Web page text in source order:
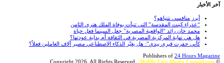
آخر الأخبار
أبرز منافسي نتنياهو؟
“عذراء كينت المقدسة” التي تنبأت بوفاة الملك هنري الثامن
محمد خان رائد “الواقعية المصرية” جعل السينما فعل حياة
هل هي نهاية المركزية المصرية في الثقافة أم بداية عودتها؟
كأني حفرت قبري بيدي”: هل يغيّر الذكاء الاصطناعي مصير آلاف العاملين فعلاً؟
Publishers of 24 Hours Magazine
© Copyright 2026, All Rights Reserved ,
Middle East Media Consultants